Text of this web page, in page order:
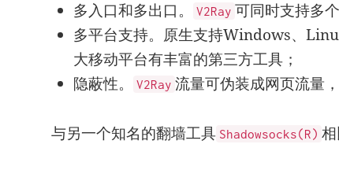
多入口和多出口。 V2Ray 可同时支持多
多平台支持。原生支持Windows、
大移动平台有丰富的第三方工具；
隐蔽性。
V2Ray 流量可伪装成网页流量
与另一个知名的翻墙工具 Shadowsocks(R)